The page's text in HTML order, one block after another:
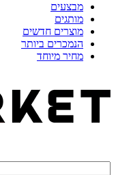
מבצעים
מותגים
מוצרים חדשים
הנמכרים ביותר
מחיר מיוחד